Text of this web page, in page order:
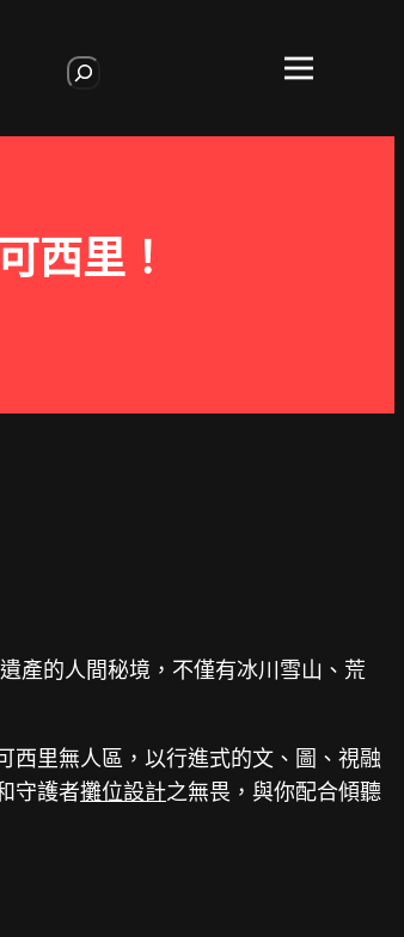
西里！
產的人間秘境，不僅有冰川雪山、荒
西里無人區，以行進式的文、圖、視融
守護者攤位設計之無畏，與你配合傾聽